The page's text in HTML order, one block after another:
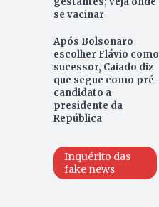
se vacinar
Após Bolsonaro
escolher Flávio como
sucessor, Caiado diz
que segue como pré-
candidato a
presidente da
República
Inquérito das
fake news